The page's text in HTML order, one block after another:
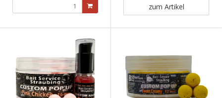
zum Artikel